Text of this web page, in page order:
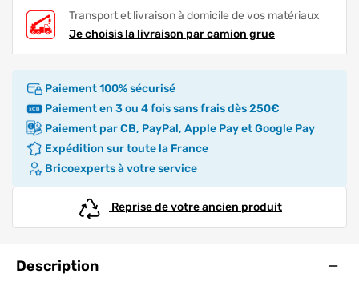
Transport et livraison à domicile de vos matériaux
Je choisis la livraison par camion grue
Paiement 100% sécurisé
Paiement en 3 ou 4 fois sans frais dès 250€
Paiement par CB, PayPal, Apple Pay et Google Pay
Expédition sur toute la France
Bricoexperts à votre service
Reprise de votre ancien produit
Description